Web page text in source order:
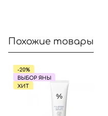
Похожие товары
-20%
ВЫБОР ЯНЫ
ХИТ